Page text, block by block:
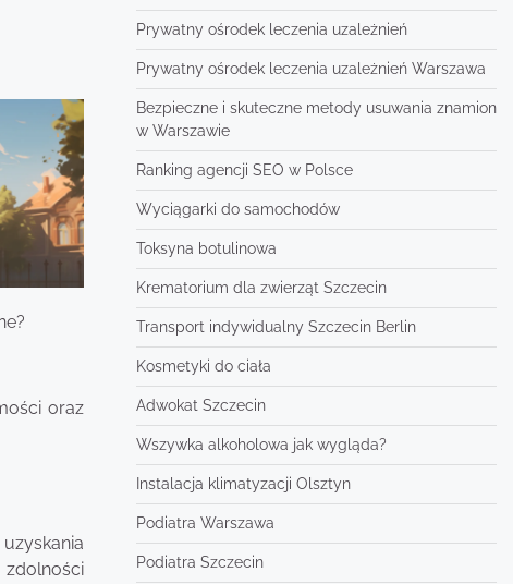
oraz
Prywatny ośrodek leczenia uzależnień
Prywatny ośrodek leczenia uzależnień Warszawa
Bezpieczne i skuteczne metody usuwania znamion
w Warszawie
Ranking agencji SEO w Polsce
Wyciągarki do samochodów
Toksyna botulinowa
Krematorium dla zwierząt Szczecin
Transport indywidualny Szczecin Berlin
Kosmetyki do ciała
Adwokat Szczecin
Wszywka alkoholowa jak wygląda?
Instalacja klimatyzacji Olsztyn
Podiatra Warszawa
Podiatra Szczecin